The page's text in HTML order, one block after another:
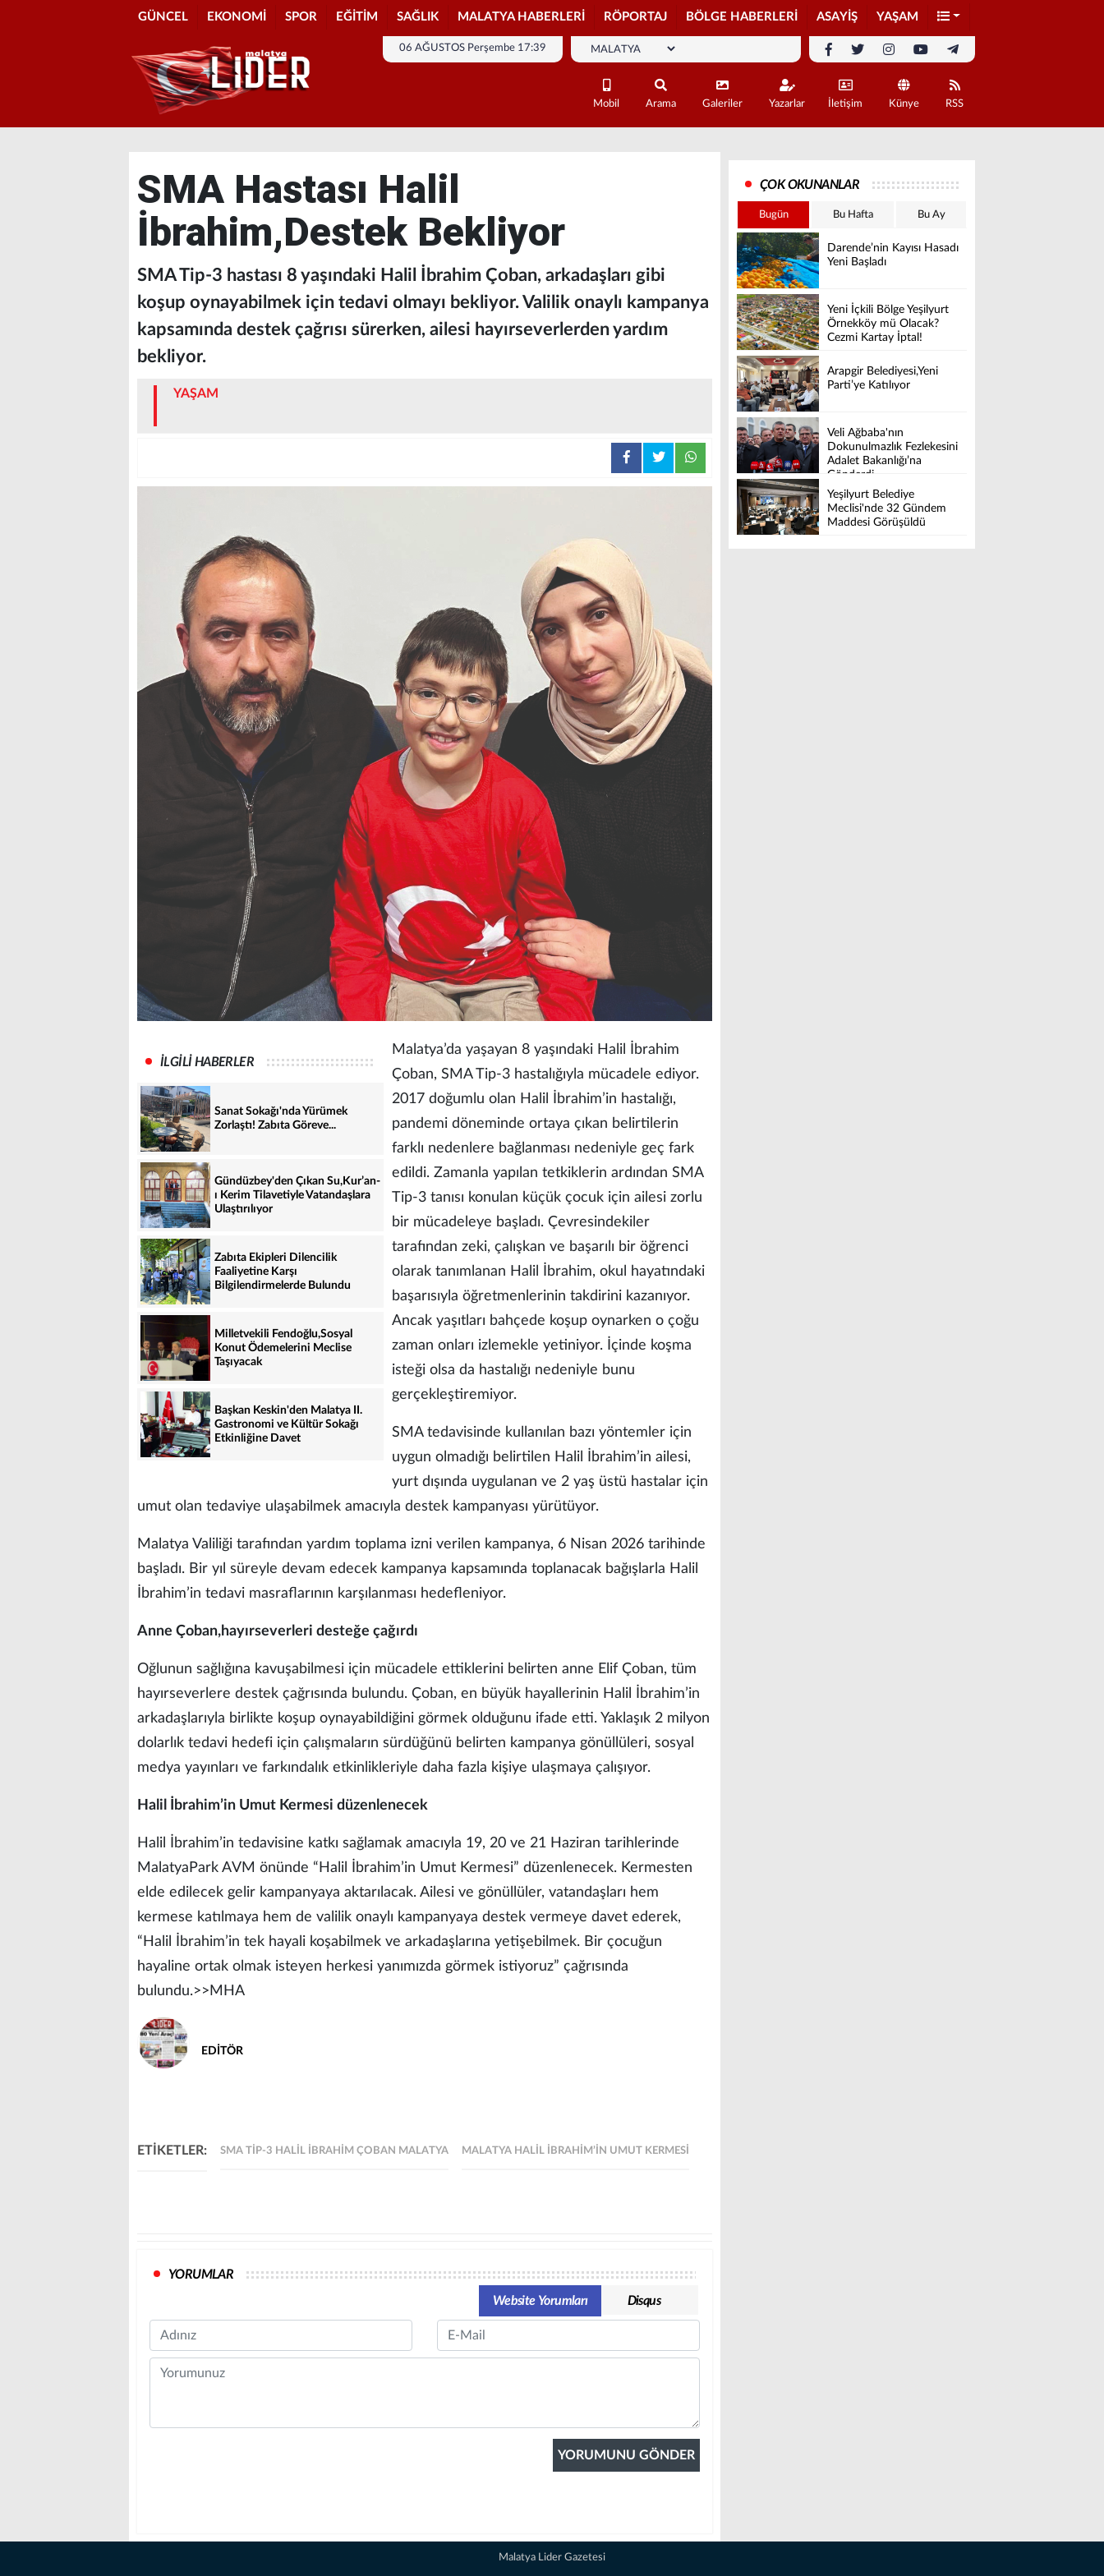
GÜNCEL EKONOMİ SPOR EĞİTİM SAĞLIK MALATYA HABERLERİ RÖPORTAJ BÖLGE HABERLERİ ASAYİŞ YAŞAM
06 AĞUSTOS Perşembe 17:39
Mobil Arama Galeriler Yazarlar İletişim Künye RSS
SMA Hastası Halil
İbrahim,Destek Bekliyor
SMA Tip-3 hastası 8 yaşındaki Halil İbrahim Çoban, arkadaşları gibi
koşup oynayabilmek için tedavi olmayı bekliyor. Valilik onaylı kampanya
kapsamında destek çağrısı sürerken, ailesi hayırseverlerden yardım
bekliyor.
YAŞAM
İLGİLİ HABERLER
Sanat Sokağı'nda Yürümek
Zorlaştı! Zabıta Göreve...
Gündüzbey'den Çıkan Su,Kur’an-
ı Kerim Tilavetiyle Vatandaşlara
Ulaştırılıyor
Zabıta Ekipleri Dilencilik
Faaliyetine Karşı
Bilgilendirmelerde Bulundu
Milletvekili Fendoğlu,Sosyal
Konut Ödemelerini Meclise
Taşıyacak
Başkan Keskin'den Malatya II.
Gastronomi ve Kültür Sokağı
Etkinliğine Davet
Malatya’da yaşayan 8 yaşındaki Halil İbrahim
Çoban, SMA Tip-3 hastalığıyla mücadele ediyor.
2017 doğumlu olan Halil İbrahim’in hastalığı,
pandemi döneminde ortaya çıkan belirtilerin
farklı nedenlere bağlanması nedeniyle geç fark
edildi. Zamanla yapılan tetkiklerin ardından SMA
Tip-3 tanısı konulan küçük çocuk için ailesi zorlu
bir mücadeleye başladı. Çevresindekiler
tarafından zeki, çalışkan ve başarılı bir öğrenci
olarak tanımlanan Halil İbrahim, okul hayatındaki
başarısıyla öğretmenlerinin takdirini kazanıyor.
Ancak yaşıtları bahçede koşup oynarken o çoğu
zaman onları izlemekle yetiniyor. İçinde koşma
isteği olsa da hastalığı nedeniyle bunu
gerçekleştiremiyor.
SMA tedavisinde kullanılan bazı yöntemler için
uygun olmadığı belirtilen Halil İbrahim’in ailesi,
yurt dışında uygulanan ve 2 yaş üstü hastalar için
umut olan tedaviye ulaşabilmek amacıyla destek kampanyası yürütüyor.
Malatya Valiliği tarafından yardım toplama izni verilen kampanya, 6 Nisan 2026 tarihinde
başladı. Bir yıl süreyle devam edecek kampanya kapsamında toplanacak bağışlarla Halil
İbrahim’in tedavi masraflarının karşılanması hedefleniyor.
Anne Çoban,hayırseverleri desteğe çağırdı
Oğlunun sağlığına kavuşabilmesi için mücadele ettiklerini belirten anne Elif Çoban, tüm
hayırseverlere destek çağrısında bulundu. Çoban, en büyük hayallerinin Halil İbrahim’in
arkadaşlarıyla birlikte koşup oynayabildiğini görmek olduğunu ifade etti. Yaklaşık 2 milyon
dolarlık tedavi hedefi için çalışmaların sürdüğünü belirten kampanya gönüllüleri, sosyal
medya yayınları ve farkındalık etkinlikleriyle daha fazla kişiye ulaşmaya çalışıyor.
Halil İbrahim’in Umut Kermesi düzenlenecek
Halil İbrahim’in tedavisine katkı sağlamak amacıyla 19, 20 ve 21 Haziran tarihlerinde
MalatyaPark AVM önünde “Halil İbrahim’in Umut Kermesi” düzenlenecek. Kermesten
elde edilecek gelir kampanyaya aktarılacak. Ailesi ve gönüllüler, vatandaşları hem
kermese katılmaya hem de valilik onaylı kampanyaya destek vermeye davet ederek,
“Halil İbrahim’in tek hayali koşabilmek ve arkadaşlarına yetişebilmek. Bir çocuğun
hayaline ortak olmak isteyen herkesi yanımızda görmek istiyoruz” çağrısında
bulundu.>>MHA
EDİTÖR
ETİKETLER: SMA TIP-3 HALIL İBRAHIM ÇOBAN MALATYA MALATYA HALIL İBRAHIM’IN UMUT KERMESI
YORUMLAR
Website Yorumları
Disqus
Name Email
Comment
ÇOK OKUNANLAR
Bugün Bu Hafta Bu Ay
Darende’nin Kayısı Hasadı
Yeni Başladı
Yeni İçkili Bölge Yeşilyurt
Örnekköy mü Olacak?
Cezmi Kartay İptal!
Arapgir Belediyesi,Yeni
Parti’ye Katılıyor
Veli Ağbaba'nın
Dokunulmazlık Fezlekesini
Adalet Bakanlığı’na
Gönderdi
​​​​​​​Yeşilyurt Belediye
Meclisi'nde 32 Gündem
Maddesi Görüşüldü
Malatya Lider Gazetesi